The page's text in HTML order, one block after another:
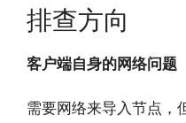
排查方向
客户端自身的网络问题
需要网络来导入节点，